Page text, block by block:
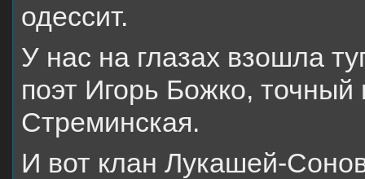
одессит.
У нас на глазах взошла
поэт Игорь Божко,
Стреминская.
И вот клан Лукашей-